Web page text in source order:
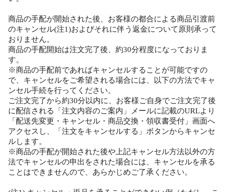
商品の手配が開始された後、お客様の都合による商品引渡前
のキャンセル(注1)およびそれに伴う返金について原則承って
おりません。
商品の手配開始は注文完了後、約30分程度になっておりま
す。
※商品の手配前であればキャンセルすることが可能ですの
で、キャンセルをご希望される場合には、以下の方法でキャ
ンセル手続を行ってください。
ご注文完了から約30分以内に、お客様ご自身でご注文完了後
に配信される「注文内容のご案内」メールに記載のURLより
「配送先変更・キャンセル・商品交換・領収書受付」画面へ
アクセスし、「注文をキャンセルする」ボタンからキャンセ
ルします。
※商品の手配が開始された後や上記キャンセル方法以外の方
法でキャンセルの申出をされた場合には、キャンセルを承る
ことはできませんので、あらかじめご了承ください。